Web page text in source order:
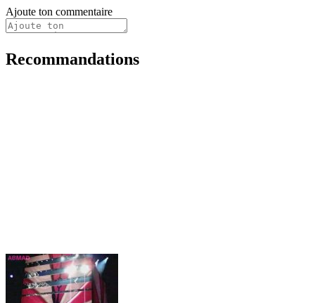
Ajoute ton commentaire
Recommandations